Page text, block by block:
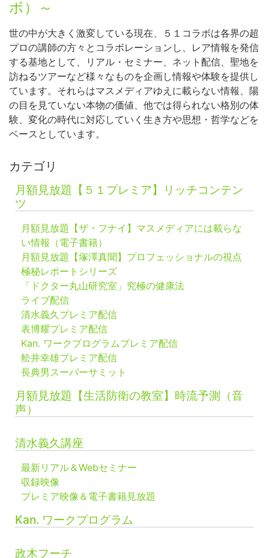
ボ）～
世の中が大きく激変している現在、５１コラボは各界の超
プロの講師の方々とコラボレーションし、レア情報を発信
する基地として、リアル・セミナー、ネット配信、聖地を
訪ねるツアーなど様々なものを企画し情報や体験を提供し
ています。それらはマスメディアゆえに載らない情報、陽
の目を見ていない本物の価値、他では得られない格別の体
験、変化の時代に対応していく生き方や思想・哲学などを
ベースとしています。
カテゴリ
月額見放題【５１プレミア】リッチコンテン
ツ
月額見放題【ザ・フナイ】マスメディアには載らな
い情報（電子書籍）
月額見放題【塚澤真聞】プロフェッショナルの視点
極秘レポートシリーズ
「ドクター丸山研究室」究極の健康法
ライブ配信
清水義久プレミア配信
表博耀プレミア配信
Kan. ワークプログラムプレミア配信
舩井幸雄プレミア配信
長典男スーパーサミット
月額見放題【生活防衛の教室】時流予測（音
声）
清水義久講座
最新リアル＆Webセミナー
収録映像
プレミア映像＆電子書籍見放題
Kan. ワークプログラム
政木フーチ